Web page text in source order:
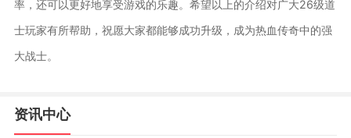
率，还可以更好地享受游戏的乐趣。希望以上的介绍对广大26级道
士玩家有所帮助，祝愿大家都能够成功升级，成为热血传奇中的强
大战士。
资讯中心